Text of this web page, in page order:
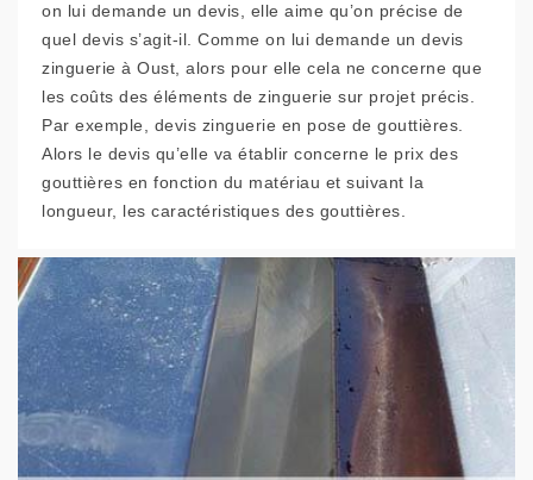
on lui demande un devis, elle aime qu’on précise de
quel devis s’agit-il. Comme on lui demande un devis
zinguerie à Oust, alors pour elle cela ne concerne que
les coûts des éléments de zinguerie sur projet précis.
Par exemple, devis zinguerie en pose de gouttières.
Alors le devis qu’elle va établir concerne le prix des
gouttières en fonction du matériau et suivant la
longueur, les caractéristiques des gouttières.